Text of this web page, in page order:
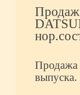
Продажа